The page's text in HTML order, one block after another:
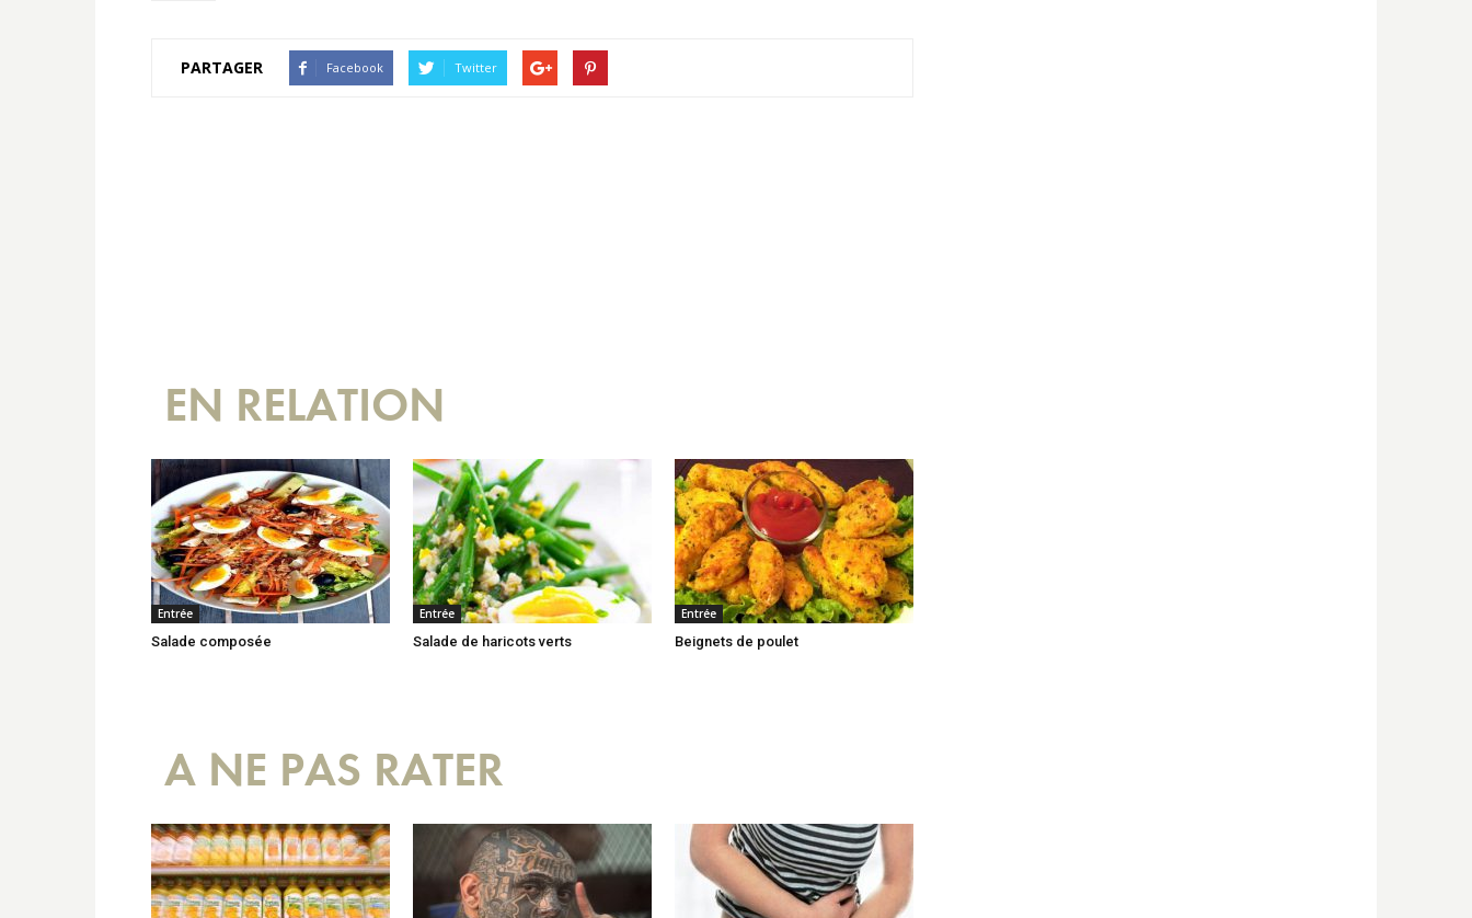
PARTAGER Facebook Twitter
EN RELATION
Entrée
Salade composée
Entrée
Salade de haricots verts
Entrée
Beignets de poulet
A NE PAS RATER